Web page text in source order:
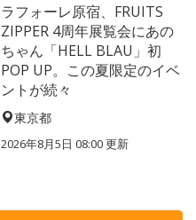
ラフォーレ原宿、FRUITS
ZIPPER 4周年展覧会にあの
ちゃん「HELL BLAU」初
POP UP。この夏限定のイベ
ントが続々
東京都
2026年8月5日 08:00更新